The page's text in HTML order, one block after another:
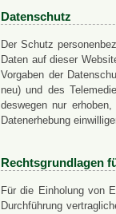
Datenschutz
Der Schutz
Daten auf dieser
Vorgaben der
neu) und des
deswegen nur
Datenerhebung
Rechtsgrundlagen
Für die Einholung von
Durchführung